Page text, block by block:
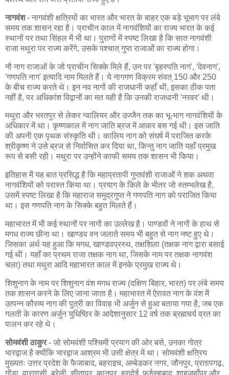
नागवंश- नागवंशी क्षत्रियों का भारत और भारत के बाहर एक बड़े भूभाग पर लंबे
समय तक शासन रहा है। प्राचीन काल में नागवंशियों का राज्य भारत के कई
स्थानों पर तथा सिंहल में भी था। पुराणों में स्पष्ट लिखा है कि सात नागवंशी
राजा मथुरा पर राज्य करेंगे, उसके पश्चात् गुप्त राजाओं का राज्य होगा।
नौ नाग राजाओं के जो प्राचीन सिक्के मिले हैं, उन पर 'बृहस्पति नाग', 'देवनाग',
'गणपति नाग' इत्यादि नाम मिलते हैं। ये नागगण विक्रम संवत् 150 और 250
के बीच राज्य करते थे। इन नव नागों की राजधानी कहाँ थी, इसका ठीक पता
नहीं है, पर अधिकांश विद्वानों का मत यही है कि उनकी राजधानी 'नरवर' थी।
मथुरा और भरतपुर से लेकर ग्वालियर और उज्जैन तक का भू-भाग नागवंशियों के
अधिकार में था। कृष्णकाल में नाग जाति ब्रज में आकर बस गई थी। इस जाति
की अपनी एक पृथक संस्कृति थी। कालिय नाग को संघर्ष में पराजित करके
श्रीकृष्ण ने उसे ब्रज से निर्वासित कर दिया था, किन्तु नाग जाति यहाँ प्रमुख
रूप से बसी रही। मथुरा पर उन्होंने काफी समय तक शासन भी किया।
इतिहास में यह बात प्रसिद्ध है कि महाप्रतापी गुप्तवंशी राजाओं ने शक अथवा
नागवंशियों को परास्त किया था। प्रयाग के किले के भीतर जो स्तम्भलेख है,
उसमें स्पष्ट लिखा है कि महाराज समुद्रगुप्त ने गणपति नाग को पराजित किया
था। इस गणपति नाग के सिक्के बहुत मिलते हैं।
महाभारत में भी कई स्थानों पर नागों का उल्लेख है। पाण्डवों ने नागों के हाथ से
मगध राज्य छीना था। खाण्डव वन जलाते समय भी बहुत से नाग नष्ट हुए थे।
जिसका अर्थ यह हुआ कि मगध, खाण्डवप्रस्थ, तक्षशिला (तक्षक नाग द्वारा बसाई
गई थी। यहाँ का प्रथम राजा तक्षक नाग था, जिसके नाम पर तक्षक नागवंश
चला) तथा मथुरा आदि महाभारत काल में इनके प्रमुख राज्य थे।
शिशुनाग के नाम पर शिशुनाग वंश मगध राज्य (दक्षिण बिहार, भारत) पर लंबे समय
तक शासन करने के लिए जाना जाता है। महाभारत में ऐरावत नाग के वंश में
उत्पन्न कौरव्य नाग की पुत्री का विवाह भी अर्जुन से हुआ बताया गया है, जब एक
गलती के कारण अर्जुन युधिष्ठिर के आदेशानुसार 12 वर्ष तक ब्रह्मचर्य व्रत का
पालन कर रहे थे।
सोमवंशी ठाकुर- जो सोमवंशी पश्चिमी प्रयाग की ओर बसे, उनका गोत्र
भारद्वाज है क्योंकि भारद्वाज आश्रम भी उसी क्षेत्र में था। सोमवंशी क्षत्रिय
मुख्यतः उत्तर प्रदेश के फैजाबाद, बहराइच, अम्बेडकर नगर, जौनपुर, प्रतापगढ़,
गोंडा, वाराणसी, बरेली, सीतापुर, कानपुर, हरदोई, फर्रुखाबाद, शाहजहाँपुर और